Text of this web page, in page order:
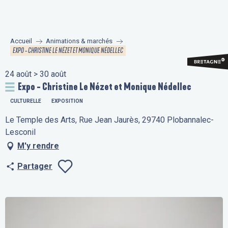
principal
Accueil Animations & marchés
EXPO - CHRISTINE LE NÉZET ET MONIQUE NÉDELLEC
24 août > 30 août
Expo - Christine Le Nézet et Monique Nédellec
CULTURELLE EXPOSITION
Le Temple des Arts, Rue Jean Jaurès, 29740 Plobannalec-
Lesconil
M'y rendre
Partager